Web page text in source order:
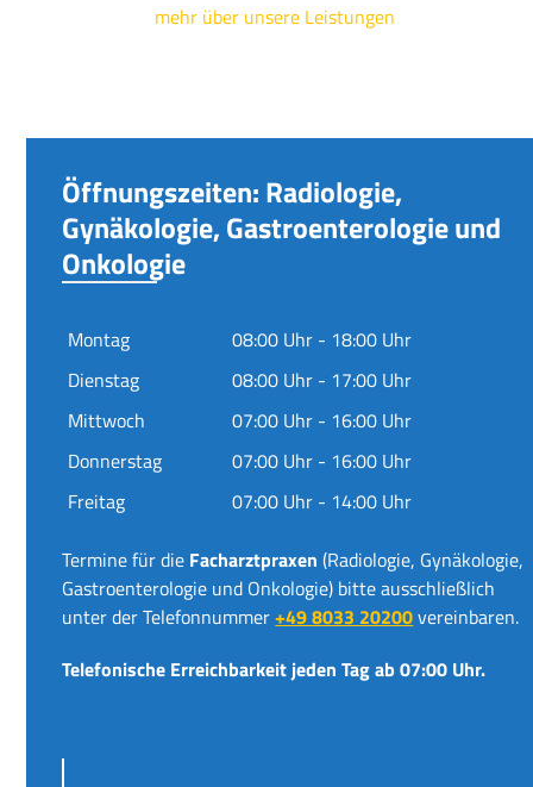
mehr über unsere Leistungen
Öffnungszeiten: Radiologie,
Gynäkologie, Gastroenterologie und
Onkologie
Montag
08:00 Uhr - 18:00 Uhr
Dienstag
08:00 Uhr - 17:00 Uhr
Mittwoch
07:00 Uhr - 16:00 Uhr
Donnerstag
07:00 Uhr - 16:00 Uhr
Freitag
07:00 Uhr - 14:00 Uhr
Termine für die Facharztpraxen (Radiologie, Gynäkologie,
Gastroenterologie und Onkologie) bitte ausschließlich
unter der Telefonnummer+49 8033 20200vereinbaren.
Telefonische Erreichbarkeit jeden Tag ab 07:00 Uhr.